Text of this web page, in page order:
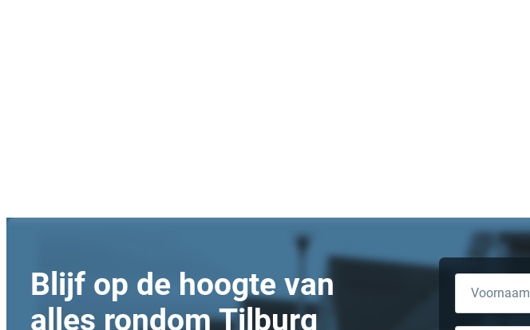
Blijf op de hoogte van
alles rondom Tilburg
Voornaam